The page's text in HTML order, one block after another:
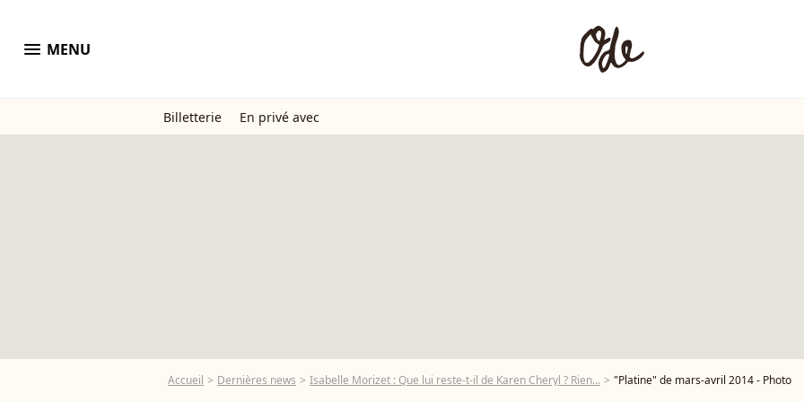
menu MENU
Billetterie En privé avec
Accueil Dernières news Isabelle Morizet : Que lui reste-t-il de Karen Cheryl ? Rien... "Platine" de mars-avril 2014 - Photo